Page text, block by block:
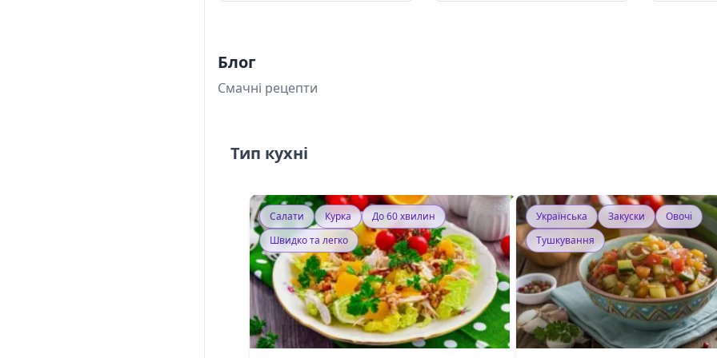
Блог
Смачні рецепти
Тип кухні
Салати Курка
До 60 хвилин
Швидко та легко
Українська Закуски
Овочі
Тушкування